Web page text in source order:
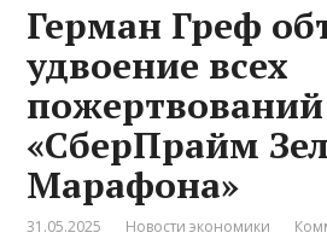
Герман Греф
удвоение всех
«СберПрайм
Марафона»
31.05.2025 Новости экономики